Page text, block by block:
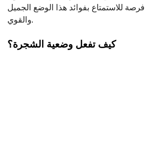
فرصة للاستمتاع بفوائد هذا الوضع الجميل
والقوي.
كيف تفعل وضعية الشجرة؟